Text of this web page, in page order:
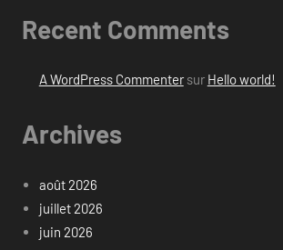
Recent Comments
A WordPress Commentersur Hello world!
Archives
août 2026
juillet 2026
juin 2026